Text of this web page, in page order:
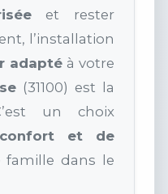
et rester
l’installation
adapté à votre
(31100) est la
un choix
et de
famille dans le